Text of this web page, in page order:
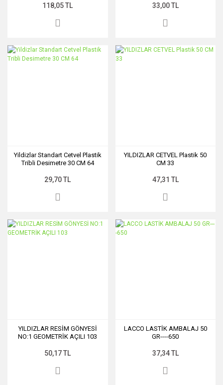
118,05 TL 33,00 TL
Yildizlar Standart Cetvel Plastik
Tribli Desimetre 30 CM 64
29,70 TL
YILDIZLAR CETVEL Plastik 50
CM 33
47,31 TL
YILDIZLAR RESİM GÖNYESİ
NO:1 GEOMETRİK AÇILI 103
50,17 TL
LACCO LASTİK AMBALAJ 50
GR----650
37,34 TL